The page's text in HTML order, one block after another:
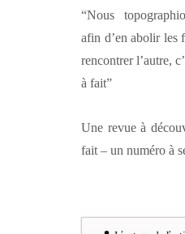
“Nous
afin d’en abolir les
ren­con­tr­er l’autre,
à fait”
Une revue à
fait – un numéro à